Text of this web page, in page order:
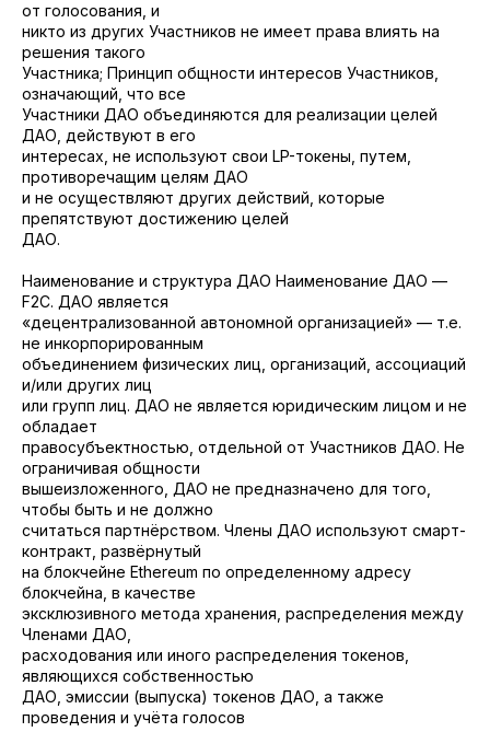
от голосования, и
никто из других Участников не имеет права влиять на
решения такого
Участника; Принцип общности интересов Участников,
означающий, что все
Участники ДАО объединяются для реализации целей
ДАО, действуют в его
интересах, не используют свои LP-токены, путем,
противоречащим целям ДАО
и не осуществляют других действий, которые
препятствуют достижению целей
ДАО.
Наименование и структура ДАО Наименование ДАО —
F2C. ДАО является
«децентрализованной автономной организацией» — т.е.
не инкорпорированным
объединением физических лиц, организаций, ассоциаций
и/или других лиц
или групп лиц. ДАО не является юридическим лицом и не
обладает
правосубъектностью, отдельной от Участников ДАО. Не
ограничивая общности
вышеизложенного, ДАО не предназначено для того,
чтобы быть и не должно
считаться партнёрством. Члены ДАО используют смарт-
контракт, развёрнутый
на блокчейне Ethereum по определенному адресу
блокчейна, в качестве
эксклюзивного метода хранения, распределения между
Членами ДАО,
расходования или иного распределения токенов,
являющихся собственностью
ДАО, эмиссии (выпуска) токенов ДАО, а также
проведения и учёта голосов